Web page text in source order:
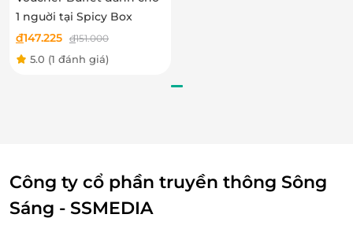
1 nguời tại Spicy Box
đ147.225 đ151.000
5.0 (1 đánh giá)
Công ty cổ phần truyền thông Sông
Sáng - SSMEDIA